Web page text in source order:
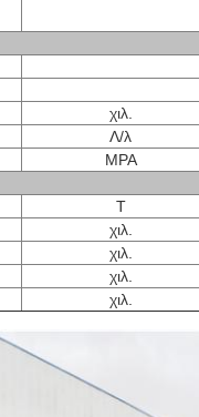
χιλ.
Λ/λ
MPA
Τ
χιλ.
χιλ.
χιλ.
χιλ.